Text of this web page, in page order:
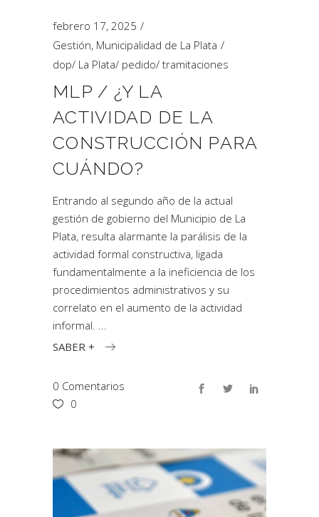
febrero 17, 2025
Gestión, Municipalidad de La Plata
dop/ La Plata/ pedido/ tramitaciones
MLP / ¿Y LA
ACTIVIDAD DE LA
CONSTRUCCIÓN PARA
CUÁNDO?
Entrando al segundo año de la actual
gestión de gobierno del Municipio de La
Plata, resulta alarmante la parálisis de la
actividad formal constructiva, ligada
fundamentalmente a la ineficiencia de los
procedimientos administrativos y su
correlato en el aumento de la actividad
informal.
SABER +
0 Comentarios
0